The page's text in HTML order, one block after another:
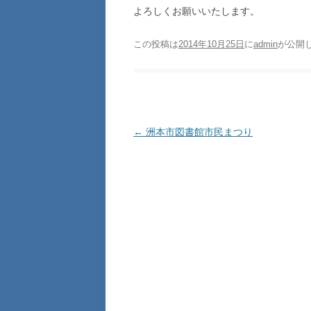
よろしくお願いいたします。
この投稿は2014年10月25日 にadminが公開
投稿ナビゲーション
← 洲本市図書館市民まつり